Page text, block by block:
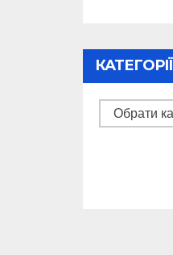
КАТЕГОРІЇ
Категорії